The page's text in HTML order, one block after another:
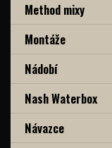
Method mixy
Montáže
Nádobí
Nash Waterbox
Návazce